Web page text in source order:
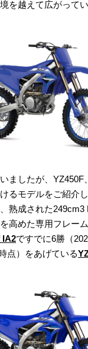
を越えて広がってい
ましたが、YZ450F
るモデルをご紹介し
熟成された249cm3
高めた専用フレーム
IA2ですでに6勝（
点）をあげている